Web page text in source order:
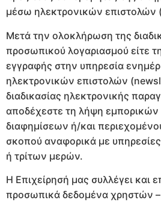
μέσω ηλεκτρονικών επιστολών
Μετά την ολοκλήρωση της
προσωπικού λογαριασμού είτε
εγγραφής στην υπηρεσία
ηλεκτρονικών επιστολών
διαδικασίας ηλεκτρονικής
αποδέχεστε τη λήψη εμπορικών
διαφημίσεων ή/και
σκοπού αναφορικά με
ή τρίτων μερών.
Η Επιχείρησή μας συλλέγει και
προσωπικά δεδομένα χρηστών